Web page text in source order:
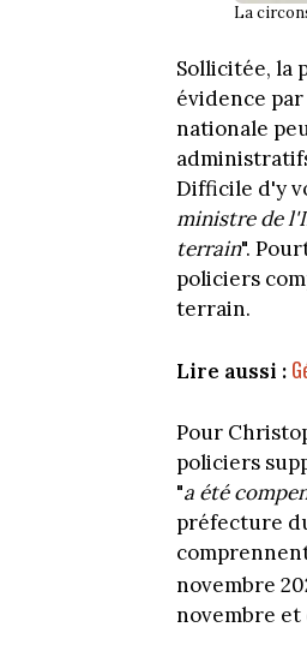
La
Sollicitée, la
évidence
nationale
Difficile d'y
ministre de
terrain".
policiers
terrain.
Lire aussi :
Pour
policiers
"a été
préfecture
novembre
novembre et